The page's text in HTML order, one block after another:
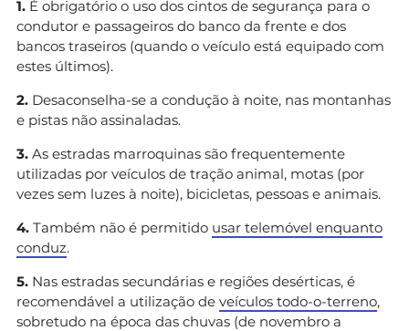
1. É obrigatório o uso dos cintos de segurança para o
condutor e passageiros do banco da frente e dos
bancos traseiros (quando o veículo está equipado com
estes últimos).
2. Desaconselha-se a condução à noite, nas montanhas
e pistas não assinaladas.
3. As estradas marroquinas são frequentemente
utilizadas por veículos de tração animal, motas (por
vezes sem luzes à noite), bicicletas, pessoas e animais.
4. Também não é permitido usar telemóvel enquanto
conduz.
5. Nas estradas secundárias e regiões desérticas, é
recomendável a utilização de veículos todo-o-terreno,
sobretudo na época das chuvas (de novembro a